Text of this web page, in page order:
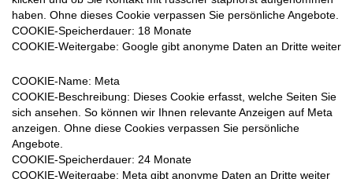
haben. Ohne dieses Cookie verpassen Sie persönliche Angebote.
COOKIE-Speicherdauer: 18 Monate
COOKIE-Weitergabe: Google gibt anonyme Daten an Dritte weiter
COOKIE-Name: Meta
COOKIE-Beschreibung: Dieses Cookie erfasst, welche Seiten Sie
sich ansehen. So können wir Ihnen relevante Anzeigen auf Meta
anzeigen. Ohne diese Cookies verpassen Sie persönliche
Angebote.
COOKIE-Speicherdauer: 24 Monate
COOKIE-Weitergabe: Meta gibt anonyme Daten an Dritte weiter